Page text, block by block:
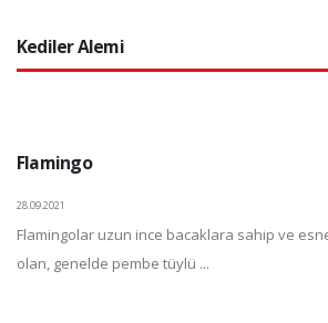
Kediler Alemi
Flamingo
28.09.2021
Flamingolar uzun ince bacaklara sahip ve
olan, genelde pembe tüylü ...